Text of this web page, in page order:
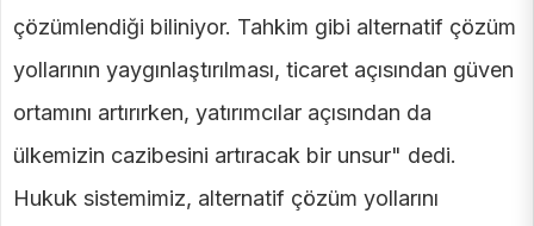
çözümlendiği biliniyor. Tahkim gibi alternatif çözüm
yollarının yaygınlaştırılması, ticaret açısından güven
ortamını artırırken, yatırımcılar açısından da
ülkemizin cazibesini artıracak bir unsur" dedi.
Hukuk sistemimiz, alternatif çözüm yollarını